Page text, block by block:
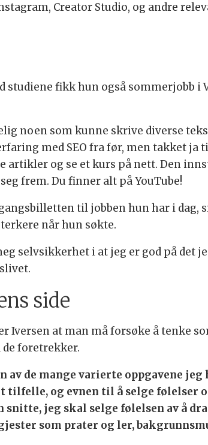
Creator Studio, og andre
studiene fikk hun også sommerjobb
noen som kunne skrive diverse
med SEO fra før, men takket ja
artikler og se et kurs på nett. Den
frem. Du finner alt på YouTube!
til jobben hun har i dag,
når hun søkte.
selvsikkerhet i at jeg er god på det
side
Iversen at man må forsøke å tenke
foretrekker.
de mange varierte oppgavene
tilfelle, og evnen til å selge følelser
snitte, jeg skal selge følelsen av å
som prater og ler,